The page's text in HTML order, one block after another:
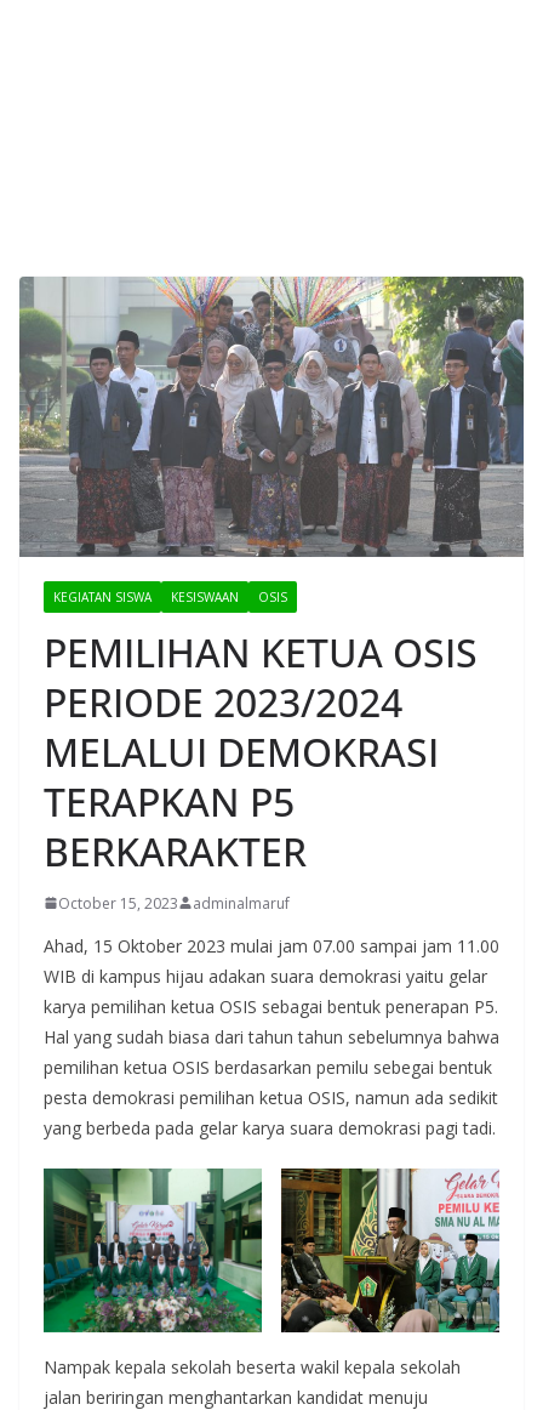
KEGIATAN SISWA KESISWAAN OSIS
PEMILIHAN KETUA OSIS
PERIODE 2023/2024
MELALUI DEMOKRASI
TERAPKAN P5
BERKARAKTER
October 15, 2023 adminalmaruf
Ahad, 15 Oktober 2023 mulai jam 07.00 sampai jam 11.00
WIB di kampus hijau adakan suara demokrasi yaitu gelar
karya pemilihan ketua OSIS sebagai bentuk penerapan P5.
Hal yang sudah biasa dari tahun tahun sebelumnya bahwa
pemilihan ketua OSIS berdasarkan pemilu sebegai bentuk
pesta demokrasi pemilihan ketua OSIS, namun ada sedikit
yang berbeda pada gelar karya suara demokrasi pagi tadi.
Nampak kepala sekolah beserta wakil kepala sekolah
jalan beriringan menghantarkan kandidat menuju